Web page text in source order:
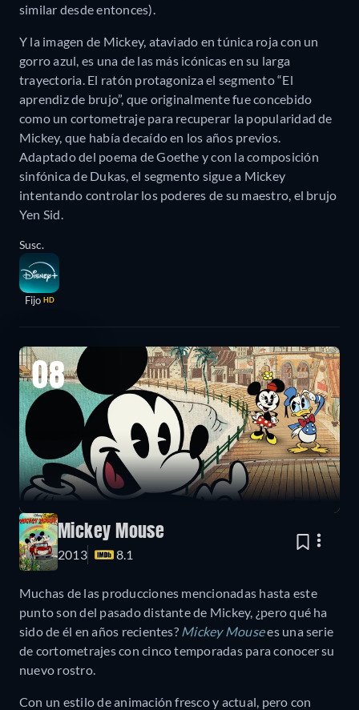
similar desde entonces).
Y la imagen de Mickey, ataviado en túnica roja con un
gorro azul, es una de las más icónicas en su larga
trayectoria. El ratón protagoniza el segmento “El
aprendiz de brujo”, que originalmente fue concebido
como un cortometraje para recuperar la popularidad de
Mickey, que había decaído en los años previos.
Adaptado del poema de Goethe y con la composición
sinfónica de Dukas, el segmento sigue a Mickey
intentando controlar los poderes de su maestro, el brujo
Yen Sid.
Susc.
Fijo HD
08
Mickey Mouse
2013 8.1
Muchas de las producciones mencionadas hasta este
punto son del pasado distante de Mickey, ¿pero qué ha
sido de él en años recientes? Mickey Mousees una serie
de cortometrajes con cinco temporadas para conocer su
nuevo rostro.
Con un estilo de animación fresco y actual, pero con